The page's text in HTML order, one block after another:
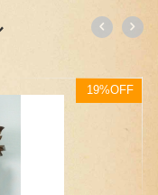
19%OFF
【オンライン限定】クォーツ式鳩時計 汽車ポッポモデル 42810QMT（ミドルサイズ）